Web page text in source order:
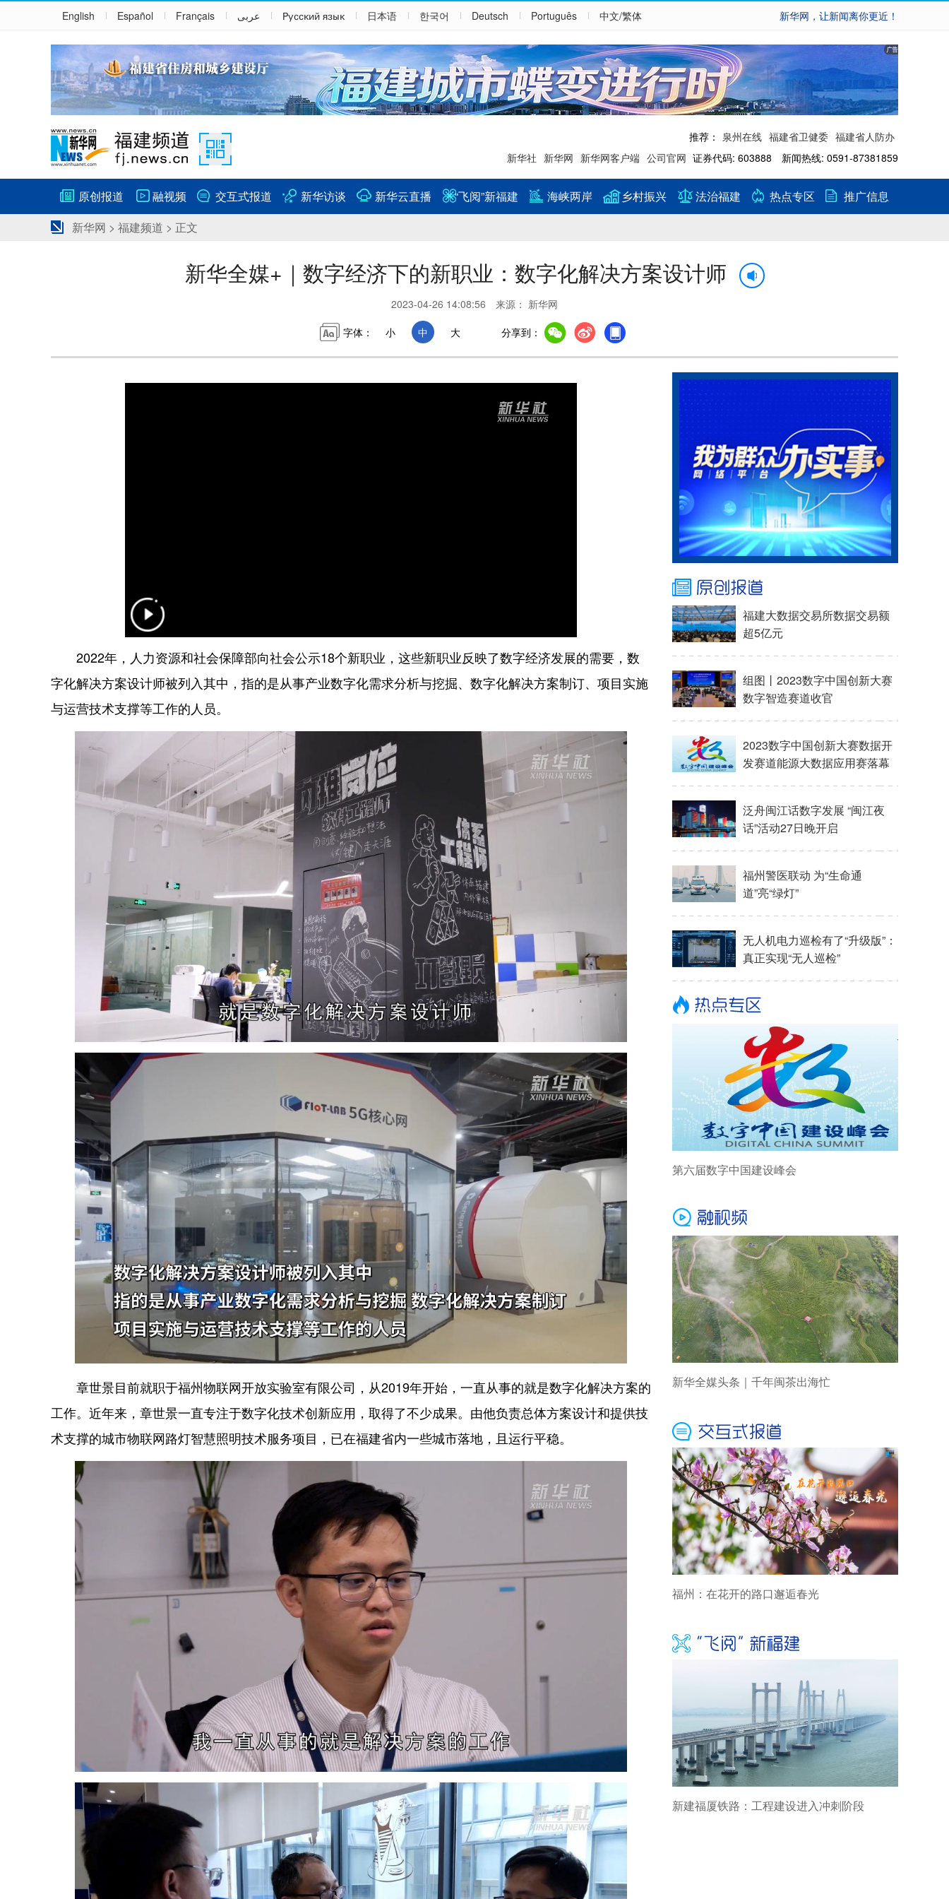
English Español Français عربى Русский язык 日本语 한국어 Deutsch Português 中文/繁体 新华网，让新闻离你更近！
推荐： 泉州在线 福建省卫健委 福建省人防办
新华社 新华网 新华网客户端 公司官网 证券代码: 603888 新闻热线: 0591-87381859
原创报道 融视频 交互式报道 新华访谈 新华云直播 “飞阅”新福建 海峡两岸 乡村振兴 法治福建 热点专区
推广信息
新华网 > 福建频道 > 正文
新华全媒+｜数字经济下的新职业：数字化解决方案设计师
2023-04-26 14:08:56 来源： 新华网
字体：
小 中 大 分享到：
2022年，人力资源和社会保障部向社会公示18个新职业，这些新职业反映了数字经济发展的需要，数
字化解决方案设计师被列入其中，指的是从事产业数字化需求分析与挖掘、数字化解决方案制订、项目实施
与运营技术支撑等工作的人员。
章世景目前就职于福州物联网开放实验室有限公司，从2019年开始，一直从事的就是数字化解决方案的
工作。近年来，章世景一直专注于数字化技术创新应用，取得了不少成果。由他负责总体方案设计和提供技
术支撑的城市物联网路灯智慧照明技术服务项目，已在福建省内一些城市落地，且运行平稳。
福建大数据交易所数据交易额
超5亿元
组图丨2023数字中国创新大赛
数字智造赛道收官
2023数字中国创新大赛数据开
发赛道能源大数据应用赛落幕
泛舟闽江话数字发展 “闽江夜
话”活动27日晚开启
福州警医联动 为“生命通
道”亮“绿灯”
无人机电力巡检有了“升级版”：
真正实现“无人巡检”
第六届数字中国建设峰会
新华全媒头条｜千年闽茶出海忙
福州：在花开的路口邂逅春光
新建福厦铁路：工程建设进入冲刺阶段